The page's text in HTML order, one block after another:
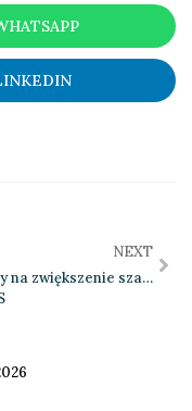
NEXT
Sposoby na zwiększenie szans w bukmacherskich zakładach sportowych